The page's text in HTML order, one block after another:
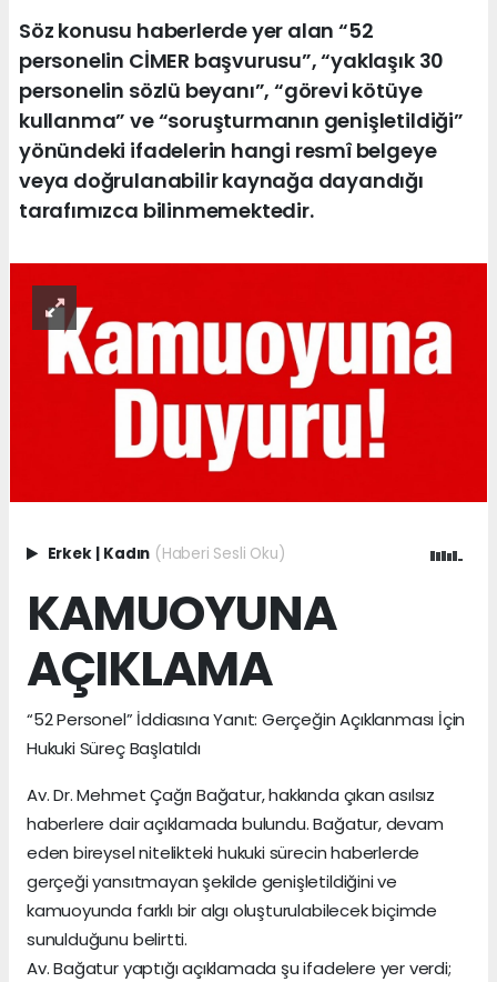
Söz konusu haberlerde yer alan “52
personelin CİMER başvurusu”, “yaklaşık 30
personelin sözlü beyanı”, “görevi kötüye
kullanma” ve “soruşturmanın genişletildiği”
yönündeki ifadelerin hangi resmî belgeye
veya doğrulanabilir kaynağa dayandığı
tarafımızca bilinmemektedir.
Erkek Kadın (Haberi Sesli Oku)
KAMUOYUNA
AÇIKLAMA
“52 Personel” İddiasına Yanıt: Gerçeğin Açıklanması İçin
Hukuki Süreç Başlatıldı
Av. Dr. Mehmet Çağrı Bağatur, hakkında çıkan asılsız
haberlere dair açıklamada bulundu. Bağatur, devam
eden bireysel nitelikteki hukuki sürecin haberlerde
gerçeği yansıtmayan şekilde genişletildiğini ve
kamuoyunda farklı bir algı oluşturulabilecek biçimde
sunulduğunu belirtti.
Av. Bağatur yaptığı açıklamada şu ifadelere yer verdi;